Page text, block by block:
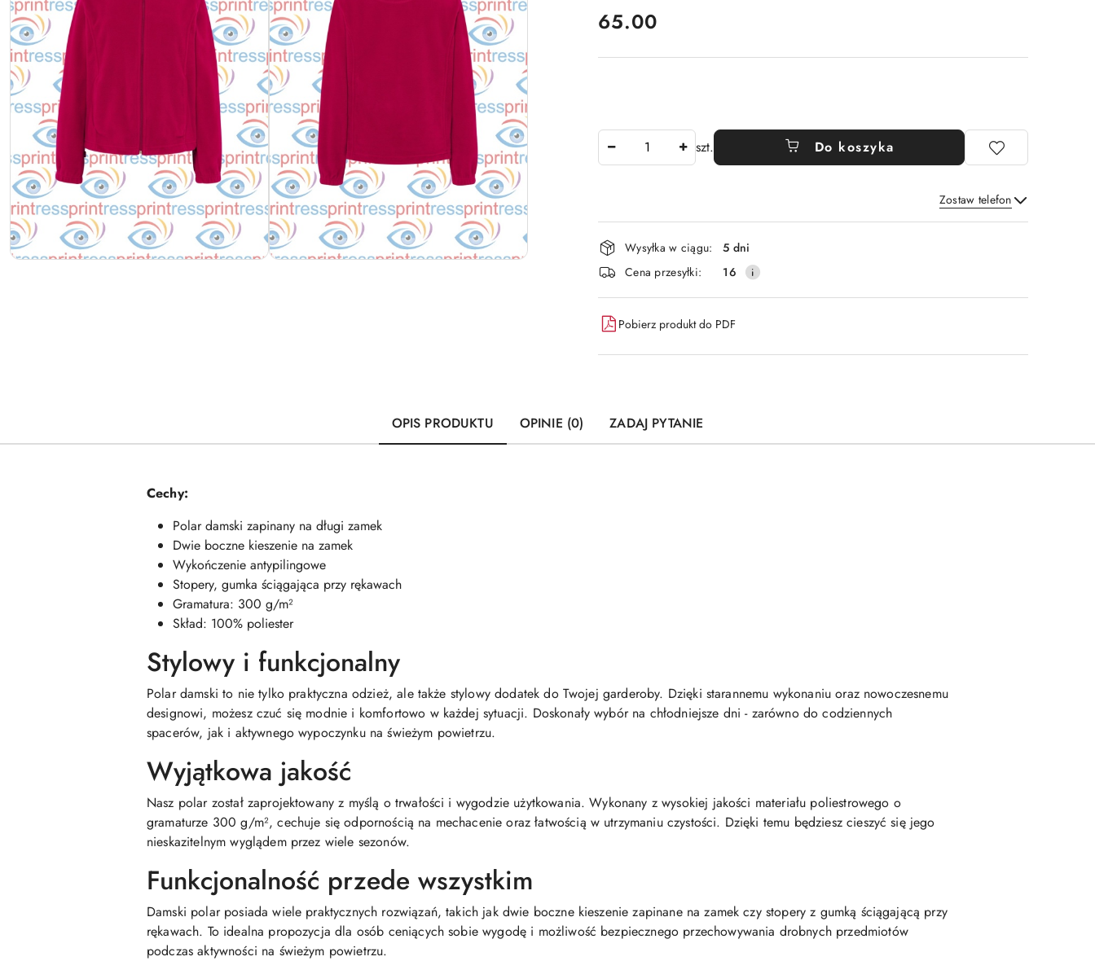
cena:
65.00
szt. Do koszyka
Zostaw telefon
Wyślij
Dostępność
i
dostawa
Wysyłka w ciągu:
5 dni
Cena przesyłki:
16
Pobierz produkt do PDF
OPIS PRODUKTU OPINIE (0) ZADAJ PYTANIE
Cechy:
Polar damski zapinany na długi zamek
Dwie boczne kieszenie na zamek
Wykończenie antypilingowe
Stopery, gumka ściągająca przy rękawach
Gramatura: 300 g/m²
Skład: 100% poliester
Stylowy i funkcjonalny
Polar damski to nie tylko praktyczna odzież, ale także stylowy dodatek do Twojej garderoby. Dzięki starannemu wykonaniu oraz nowoczesnemu
designowi, możesz czuć się modnie i komfortowo w każdej sytuacji. Doskonały wybór na chłodniejsze dni - zarówno do codziennych
spacerów, jak i aktywnego wypoczynku na świeżym powietrzu.
Wyjątkowa jakość
Nasz polar został zaprojektowany z myślą o trwałości i wygodzie użytkowania. Wykonany z wysokiej jakości materiału poliestrowego o
gramaturze 300 g/m², cechuje się odpornością na mechacenie oraz łatwością w utrzymaniu czystości. Dzięki temu będziesz cieszyć się jego
nieskazitelnym wyglądem przez wiele sezonów.
Funkcjonalność przede wszystkim
Damski polar posiada wiele praktycznych rozwiązań, takich jak dwie boczne kieszenie zapinane na zamek czy stopery z gumką ściągającą przy
rękawach. To idealna propozycja dla osób ceniących sobie wygodę i możliwość bezpiecznego przechowywania drobnych przedmiotów
podczas aktywności na świeżym powietrzu.